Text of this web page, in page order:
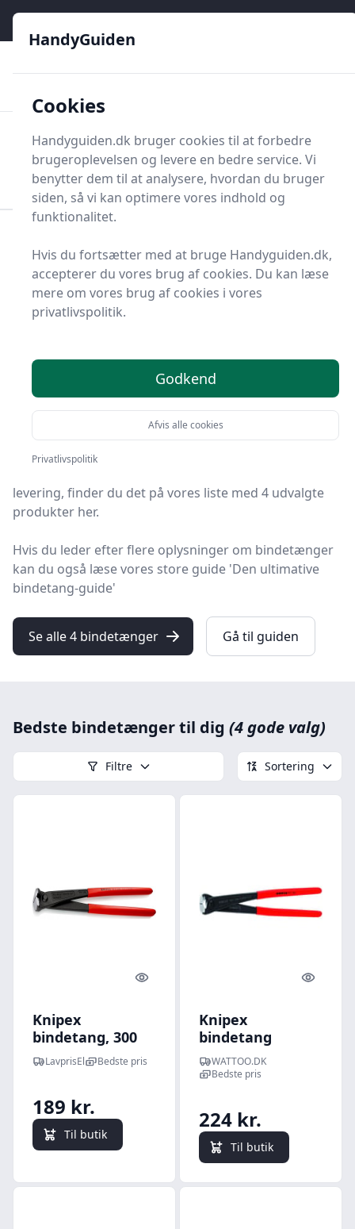
HandyGuiden
Søg nu
Søg nu
Håndværktøj
Tænger Bindetang
Bedste bindetænger til
dig - 4 gode valg
Leder du efter de bedste bindetænger? På
HandyGuiden har vi udvalgt 4 produkter, så du let kan
finde din favorit.
Uanset om du leder efter kvalitet, et prisvenligt
levering, finder du det på vores liste med 4 udvalgte
produkter her.
Hvis du leder efter flere oplysninger om bindetænger
kan du også læse vores store guide 'Den ultimative
bindetang-guide'
Se alle 4 bindetænger Gå til guiden
Bedste bindetænger til dig (4 gode valg)
Filtre Sortering
Quick look
Knipex
bindetang, 300
mmLavprisEl Bedste pris
189 kr.
Til butik
Quick
Knipex
bindetang
"PowerCut", 250
mm
WATTOO.DK
Bedste pris
224 kr.
Til butik
HandyGuiden
Cookies
Handyguiden.dk bruger cookies til at forbedre
brugeroplevelsen og levere en bedre service. Vi
benytter dem til at analysere, hvordan du bruger
siden, så vi kan optimere vores indhold og
funktionalitet.
Hvis du fortsætter med at bruge Handyguiden.dk,
accepterer du vores brug af cookies. Du kan læse
mere om vores brug af cookies i vores
privatlivspolitik.
Godkend
Afvis alle cookies
Privatlivspolitik